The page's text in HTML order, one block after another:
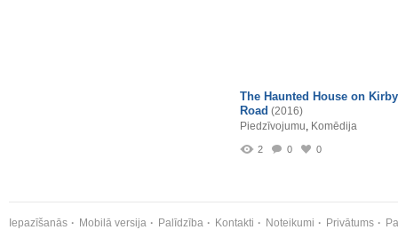
The Haunted House on Kirby
Road (2016)
Piedzīvojumu, Komēdija
2 0 0
Iepazīšanās Mobilā versija Palīdzība Kontakti Noteikumi Privātums